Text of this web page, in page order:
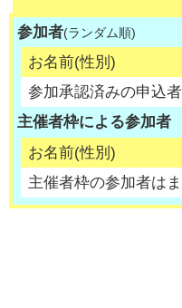
参加者(ランダム順)
お名前(性別)
参加承認済みの申込
主催者枠による参加者
お名前(性別)
主催者枠の参加者は